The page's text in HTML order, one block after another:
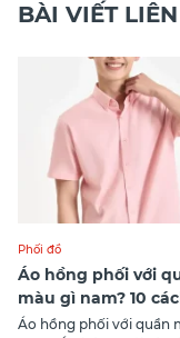
BÀI VIẾT
Phối đồ
Áo hồng phối với
màu gì nam? 10
chuẩn nhất nhất
Áo hồng phối với quần